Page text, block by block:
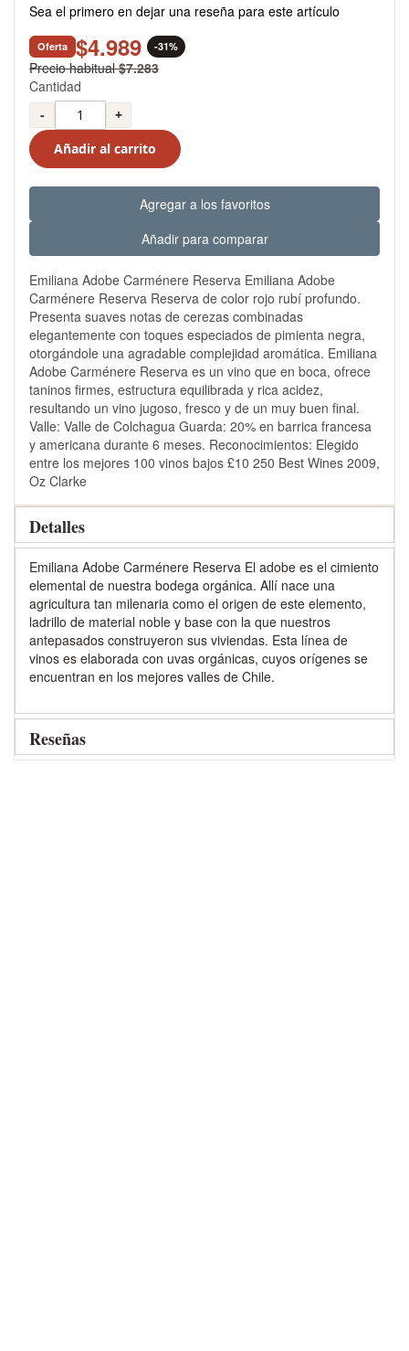
the
images
gallery
Sea el primero en dejar una reseña para este artículo
Oferta $4.989 -31%
Precio habitual $7.283
Cantidad
-
+
Añadir al carrito
Agregar a los favoritos
Añadir para comparar
Emiliana Adobe Carménere Reserva Emiliana Adobe
Carménere Reserva Reserva de color rojo rubí profundo.
Presenta suaves notas de cerezas combinadas
elegantemente con toques especiados de pimienta negra,
otorgándole una agradable complejidad aromática. Emiliana
Adobe Carménere Reserva es un vino que en boca, ofrece
taninos firmes, estructura equilibrada y rica acidez,
resultando un vino jugoso, fresco y de un muy buen final.
Valle: Valle de Colchagua Guarda: 20% en barrica francesa
y americana durante 6 meses. Reconocimientos: Elegido
entre los mejores 100 vinos bajos £10 250 Best Wines 2009,
Oz Clarke
Detalles
Emiliana Adobe Carménere Reserva El adobe es el cimiento
elemental de nuestra bodega orgánica. Allí nace una
agricultura tan milenaria como el origen de este elemento,
ladrillo de material noble y base con la que nuestros
antepasados construyeron sus viviendas. Esta línea de
vinos es elaborada con uvas orgánicas, cuyos orígenes se
encuentran en los mejores valles de Chile.
Reseñas